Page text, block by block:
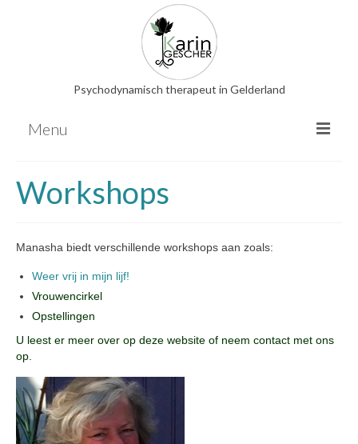
Psychodynamisch therapeut in Gelderland
Menu
EMDR
Familieopstellingen
Hooggevoeligheid
Overige therapieën
PDS
Gezonde seksualiteit
Workshops
Workshops
Manasha biedt verschillende workshops aan zoals:
Weer vrij in mijn lijf!
Vrouwencirkel
Opstellingen
U leest er meer over op deze website of neem contact met ons
op.